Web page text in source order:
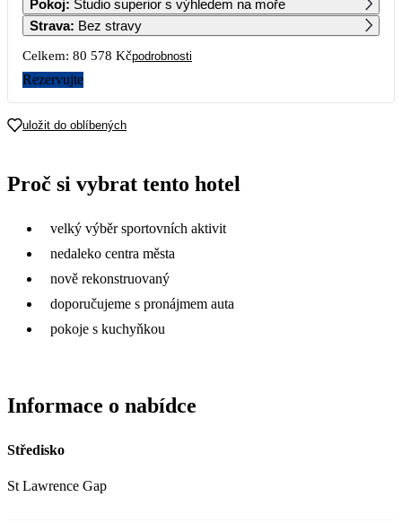
5 6
12
19 20
Pokoj:
Studio superior s výhledem na moře
Strava: Bez stravy
Celkem: 80 578 Kčpodrobnosti
Rezervujte
uložit do oblíbených
Proč si vybrat tento hotel
velký výběr sportovních aktivit
nedaleko centra města
nově rekonstruovaný
doporučujeme s pronájmem auta
pokoje s kuchyňkou
Informace o nabídce
Středisko
St Lawrence Gap